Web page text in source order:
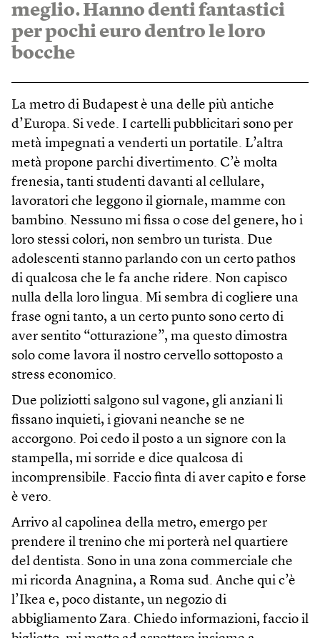
meglio. Hanno denti fantastici
per pochi euro dentro le loro
bocche
La metro di Budapest è una delle più antiche
d’Europa. Si vede. I cartelli pubblicitari sono per
metà impegnati a venderti un portatile. L’altra
metà propone parchi divertimento. C’è molta
frenesia, tanti studenti davanti al cellulare,
lavoratori che leggono il giornale, mamme con
bambino. Nessuno mi fissa o cose del genere, ho i
loro stessi colori, non sembro un turista. Due
adolescenti stanno parlando con un certo pathos
di qualcosa che le fa anche ridere. Non capisco
nulla della loro lingua. Mi sembra di cogliere una
frase ogni tanto, a un certo punto sono certo di
aver sentito “otturazione”, ma questo dimostra
solo come lavora il nostro cervello sottoposto a
stress economico.
Due poliziotti salgono sul vagone, gli anziani li
fissano inquieti, i giovani neanche se ne
accorgono. Poi cedo il posto a un signore con la
stampella, mi sorride e dice qualcosa di
incomprensibile. Faccio finta di aver capito e forse
è vero.
Arrivo al capolinea della metro, emergo per
prendere il trenino che mi porterà nel quartiere
del dentista. Sono in una zona commerciale che
mi ricorda Anagnina, a Roma sud. Anche qui c’è
l’Ikea e, poco distante, un negozio di
abbigliamento Zara. Chiedo informazioni, faccio il